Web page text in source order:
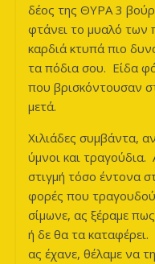
δέος της ΘΥΡΑ 3
φτάνει το μυαλό των
καρδιά κτυπά πιο
τα πόδια σου. Είδα
που βρισκόντουσαν
μετά.
Χιλιάδες συμβάντα,
ύμνοι και τραγούδια.
στιγμή τόσο έντονα
φορές που
σίμωνε, ας ξέραμε
ή δε θα τα καταφέρει.
ας έχανε, θέλαμε να